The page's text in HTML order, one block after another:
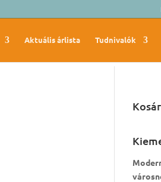
Aktuális árlista Tudnivalók
Kosár